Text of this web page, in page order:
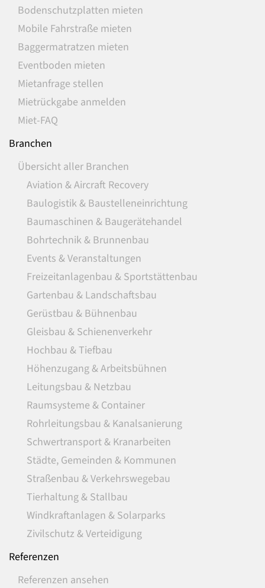
Bodenschutzplatten mieten
Mobile Fahrstraße mieten
Baggermatratzen mieten
Eventboden mieten
Mietanfrage stellen
Mietrückgabe anmelden
Miet-FAQ
Branchen
Übersicht aller Branchen
Aviation & Aircraft Recovery
Baulogistik & Baustelleneinrichtung
Baumaschinen & Baugerätehandel
Bohrtechnik & Brunnenbau
Events & Veranstaltungen
Freizeitanlagenbau & Sportstättenbau
Gartenbau & Landschaftsbau
Gerüstbau & Bühnenbau
Gleisbau & Schienenverkehr
Hochbau & Tiefbau
Höhenzugang & Arbeitsbühnen
Leitungsbau & Netzbau
Raumsysteme & Container
Rohrleitungsbau & Kanalsanierung
Schwertransport & Kranarbeiten
Städte, Gemeinden & Kommunen
Straßenbau & Verkehrswegebau
Tierhaltung & Stallbau
Windkraftanlagen & Solarparks
Zivilschutz & Verteidigung
Referenzen
Referenzen ansehen